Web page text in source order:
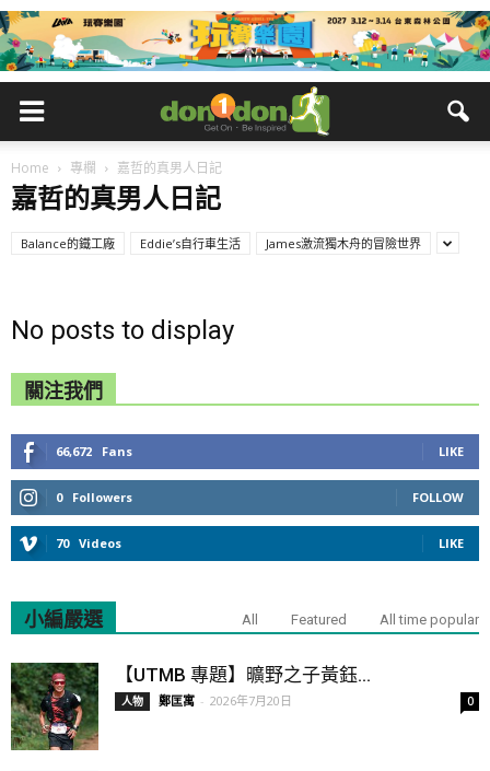
Home 專欄 嘉哲的真男人日記
嘉哲的真男人日記
Balance的鐵工廠 Eddie’s自行車生活 James激流獨木舟的冒險世界
No posts to display
關注我們
66,672 Fans LIKE
0 Followers FOLLOW
70 Videos LIKE
小編嚴選 All Featured All time popular
【UTMB 專題】曠野之子黃鈺...
人物 鄭匡寓 - 2026年7月20日 0